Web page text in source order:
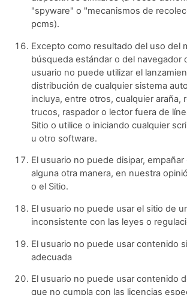
"spyware" o "mecanismos de
pcms).
Excepto como resultado del uso del
búsqueda estándar o del navegador
usuario no puede utilizar el
distribución de cualquier sistema
incluya, entre otros, cualquier araña,
trucos, raspador o lector fuera de
Sitio o utilice o iniciando cualquier
u otro software.
El usuario no puede disipar, empañar
alguna otra manera, en nuestra
o el Sitio.
El usuario no puede usar el sitio de
inconsistente con las leyes o
El usuario no puede usar contenido
adecuada
El usuario no puede usar contenido
que no cumpla con las licencias